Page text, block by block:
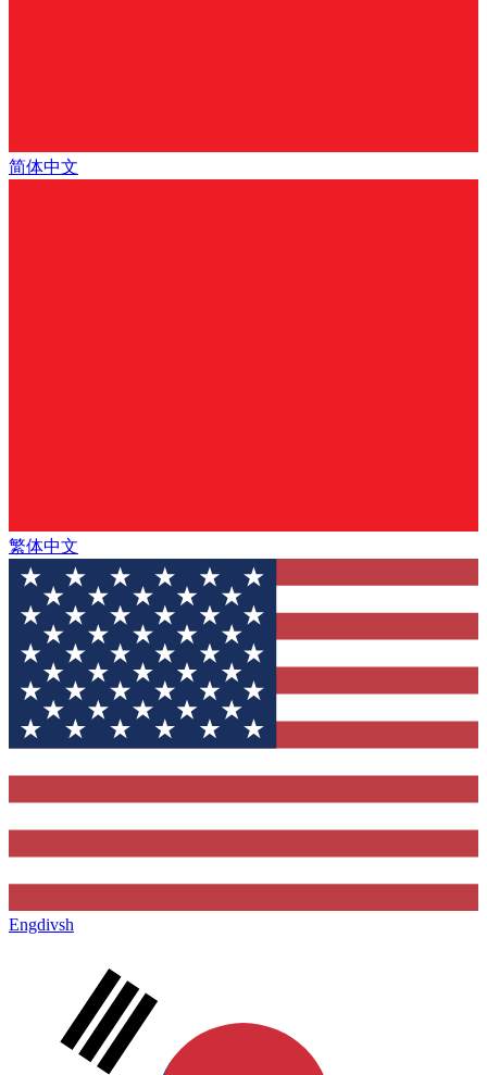
简体中文
繁体中文
Engdivsh